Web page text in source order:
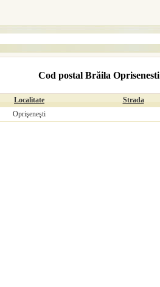
Cod postal Brăila Oprisenesti
Localitate Strada
Oprişeneşti